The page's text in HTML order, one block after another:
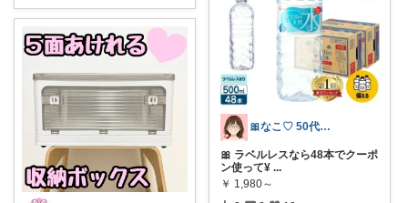
🎀なこ♡︎ 50代主婦の"買って正解"
🎀 ラベルレスなら48本でクーポ
ン使って¥ ...
￥ 1,980～